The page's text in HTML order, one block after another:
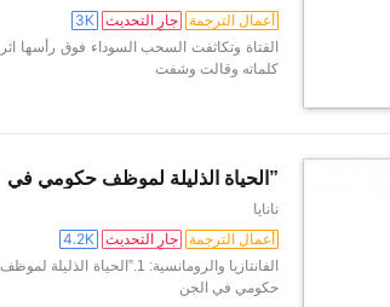
أعمال الترجمة جارِ التحديث 3K
الفتاة وتكاثفت السحب السوداء فوق رأسها اثر
كلماته وقالت وشفت
”الحياة الذليلة لموظف حكومي في
الجنة“
نانايا
أعمال الترجمة جارِ التحديث 4.2K
الفانتازيا والرومانسية: 1.”الحياة الذليلة لموظف
حكومي في الجن